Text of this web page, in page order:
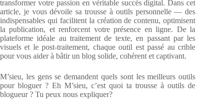
transformer votre passion en véritable succès digital. Dans cet
article, je vous dévoile sa trousse à outils personnelle — des
indispensables qui facilitent la création de contenu, optimisent
la publication, et renforcent votre présence en ligne. De la
plateforme idéale au traitement de texte, en passant par les
visuels et le post-traitement, chaque outil est passé au crible
pour vous aider à bâtir un blog solide, cohérent et captivant.
M’sieu, les gens se demandent quels sont les meilleurs outils
pour bloguer ? Eh M’sieu, c’est quoi ta trousse à outils de
blogueur ? Tu peux nous expliquer?